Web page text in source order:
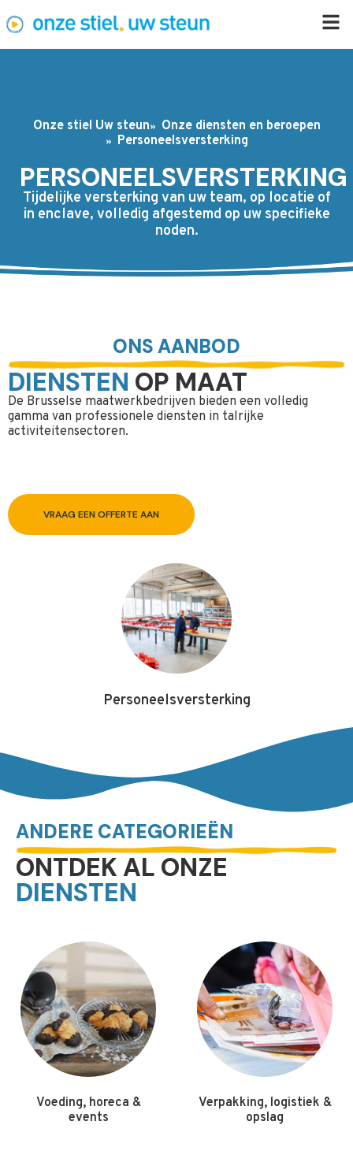
Onze stiel Uw steun
Onze diensten en beroepen
Personeelsversterking
PERSONEELSVERSTERKING
Tijdelijke versterking van uw team, op locatie of
in enclave, volledig afgestemd op uw specifieke
noden.
ONS AANBOD
DIENSTEN OP MAAT
De Brusselse maatwerkbedrijven bieden een volledig
gamma van professionele diensten in talrijke
activiteitensectoren.
VRAAG EEN OFFERTE AAN
Personeelsversterking
ANDERE CATEGORIEËN
ONTDEK AL ONZE
DIENSTEN
Voeding, horeca &
events
Verpakking, logistiek &
opslag